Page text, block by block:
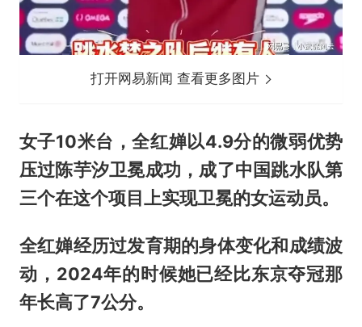
打开网易新闻 查看更多图片
女子10米台，全红婵以4.9分的微弱优势
压过陈芋汐卫冕成功，成了中国跳水队第
三个在这个项目上实现卫冕的女运动员。
全红婵经历过发育期的身体变化和成绩波
动，2024年的时候她已经比东京夺冠那
年长高了7公分。